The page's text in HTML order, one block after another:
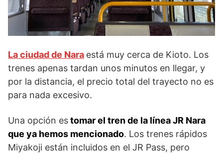
La ciudad de Nara está muy cerca de Kioto. Los
trenes apenas tardan unos minutos en llegar, y
por la distancia, el precio total del trayecto no es
para nada excesivo.
Una opción estomar el tren de la línea JR Nara
que ya hemos mencionado. Los trenes rápidos
Miyakoji están incluidos en el JR Pass, pero